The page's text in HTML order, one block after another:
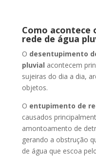
Como acontece
rede de água
O desentupimento
pluvial acontecem
sujeiras do dia a dia,
objetos.
O entupimento de
causados
amontoamento de
gerando a obstrução
de água que escoa